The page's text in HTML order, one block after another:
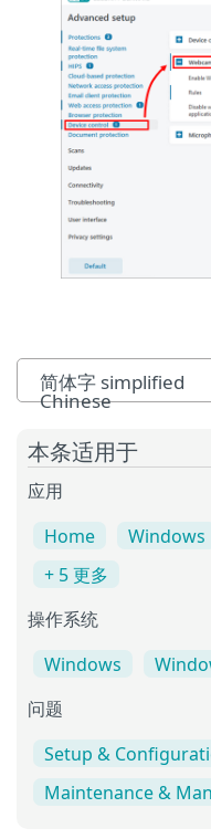
简体字 simplified
Chinese
本条适用于
应用
Home Windows
+ 5 更多
操作系统
Windows
问题
Setup &
Maintenance &